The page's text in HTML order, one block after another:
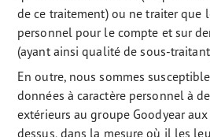
de ce traitement) ou ne traiter que
personnel pour le compte et sur
(ayant ainsi qualité de sous-
En outre, nous sommes
données à caractère personnel à
extérieurs au groupe Goodyear
dessus, dans la mesure où il les